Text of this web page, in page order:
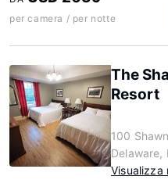
per camera / per notte
The
Resort
100
Delaware,
Visualizza